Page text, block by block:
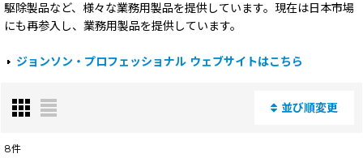
駆除製品など、様々な業務用製品を提供しています。現在は日本市場
にも再参入し、業務用製品を提供しています。
ジョンソン・プロフェッショナル ウェブサイトはこちら
並び順変更
8件